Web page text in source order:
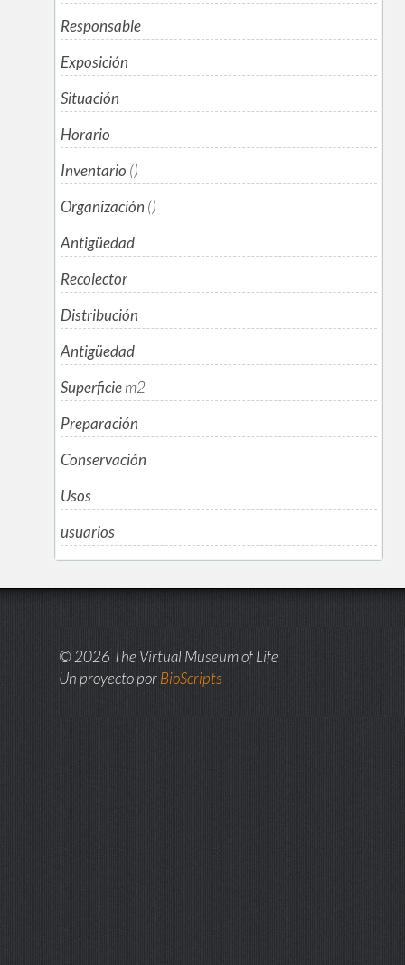
Responsable
Exposición
Situación
Horario
Inventario ()
Organización ()
Antigüedad
Recolector
Distribución
Antigüedad
Superficiem2
Preparación
Conservación
Usos
usuarios
© 2026 The Virtual Museum of Life
Un proyecto porBioScripts